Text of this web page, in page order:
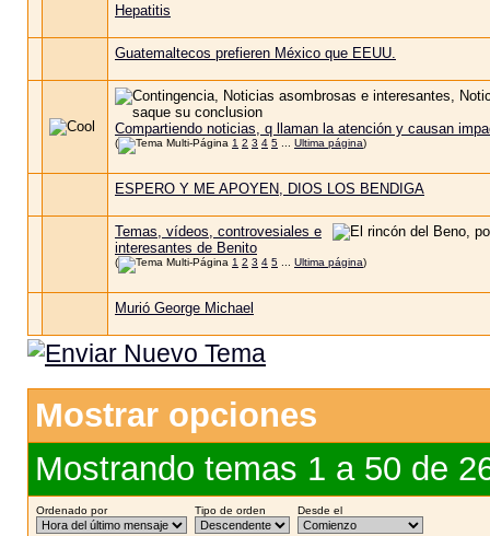
Hepatitis
Guatemaltecos prefieren México que EEUU.
Compartiendo noticias, q llaman la atención y causan
( 1 2 3 4 5 Ultima página)
ESPERO Y ME APOYEN, DIOS LOS BENDIGA
Temas, vídeos, controvesiales e
interesantes de Benito
( 1 2 3 4 5 Ultima página)
Murió George Michael
Mostrar opciones
Mostrando temas 1 a 50 de
Ordenado por Tipo de orden Desde el